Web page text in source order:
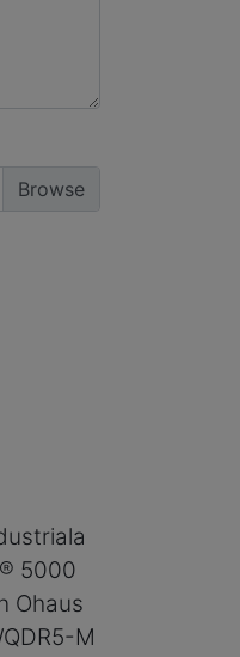
5000
Ohaus
M